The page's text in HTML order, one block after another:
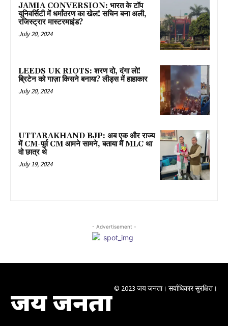
JAMIA CONVERSION: भारत के टॉप
यूनिवर्सिटी में धर्मांतरण का खेल! सचिन बना अली,
रजिस्ट्रार मास्टरमाइंड?
July 20, 2024
LEEDS UK RIOTS: शरण दो, दंगा लो!
ब्रिटेन को गाज़ा किसने बनाया? लीड्स में हाहाकार
July 20, 2024
UTTARAKHAND BJP: अब एक और राज्य
में CM-पूर्व CM आमने सामने, बताया मैं MLC था
वो छात्र थे
July 19, 2024
- Advertisement -
जय जनता © 2023 जय जनता। सर्वाधिकार सुरक्षित।